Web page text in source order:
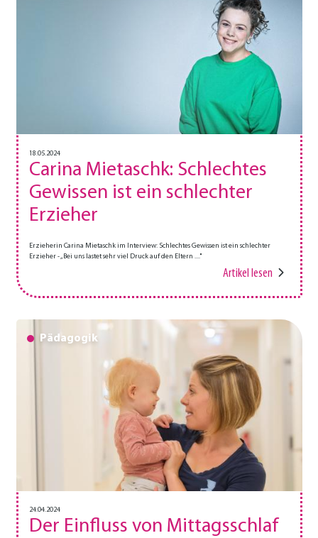
18.05.2024
Carina Mietaschk: Schlechtes
Gewissen ist ein schlechter
Erzieher
Erzieherin Carina Mietaschk im Interview: Schlechtes Gewissen ist ein schlechter
Erzieher - „Bei uns lastet sehr viel Druck auf den Eltern ...."
Artikel lesen
Pädagogik
24.04.2024
Der Einfluss von Mittagsschlaf